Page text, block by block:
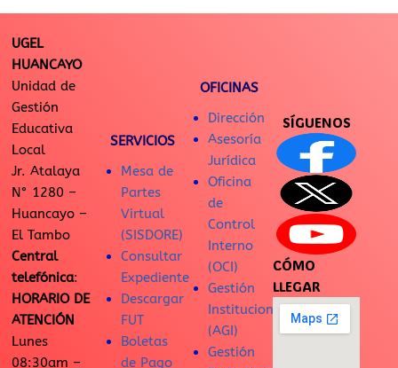
UGEL
HUANCAYO
Unidad de
Gestión
Educativa
Local
Jr. Atalaya
N° 1280 –
Huancayo –
El Tambo
Central
telefónica:
HORARIO DE
ATENCIÓN
Lunes
08:30am –
SERVICIOS
Mesa de
Partes
Virtual
(SISDORE)
Consultar
Expediente
Descargar
FUT
Boletas
de Pago
OFICINAS
Dirección
Asesoría
Jurídica
Oficina
de
Control
Interno
(OCI)
Gestión
Institucional
(AGI)
Gestión
SÍGUENOS
CÓMO
LLEGAR